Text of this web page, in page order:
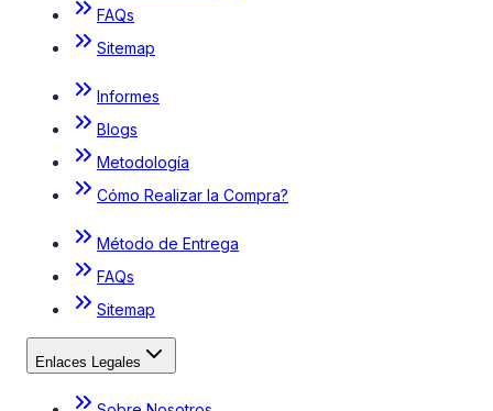
FAQs
Sitemap
Informes
Blogs
Metodología
Cómo Realizar la Compra?
Método de Entrega
FAQs
Sitemap
Enlaces Legales